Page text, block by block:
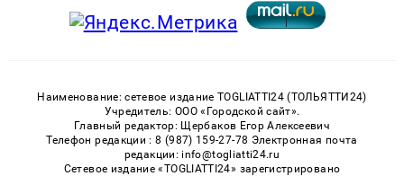
Наименование: сетевое издание TOGLIATTI24 (ТОЛЬЯТТИ24)
Учредитель: ООО «Городской сайт».
Главный редактор: Щербаков Егор Алексеевич
Телефон редакции : 8 (987) 159-27-78 Электронная почта
редакции: info@togliatti24.ru
Сетевое издание «TOGLIATTI24» зарегистрировано